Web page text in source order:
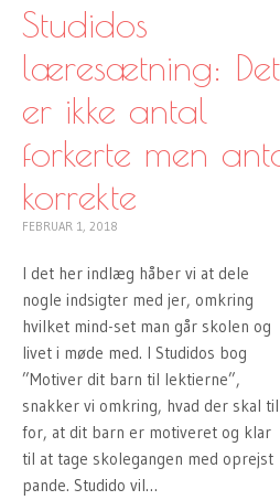
Studidos
læresætning: Det
er ikke antal
forkerte men
korrekte
FEBRUAR 1, 2018
I det her indlæg håber vi at dele
nogle indsigter med jer, omkring
hvilket mind-set man går skolen og
livet i møde med. I Studidos bog
”Motiver dit barn til lektierne”,
snakker vi omkring, hvad der skal til
for, at dit barn er motiveret og klar
til at tage skolegangen med oprejst
pande. Studido vil…